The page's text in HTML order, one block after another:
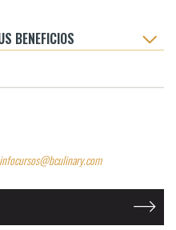
BENEFICIOS